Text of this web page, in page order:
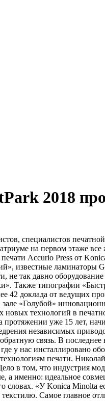
2018
специалистов
на первом этаже
Accurio Press от
известные ламинаторы
так давно
Также типографии
42 доклада от ведущих
зале «Голубой»
технологий в
уже 15 лет,
независимых
связь. В
у нас инсталлировано
печати.
в том, что индустрия
а именно: идеальное
словах. «У Konica
Самое главное